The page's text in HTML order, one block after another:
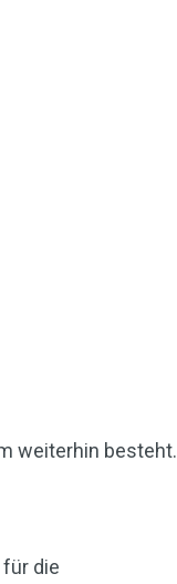
weiterhin besteht.
die